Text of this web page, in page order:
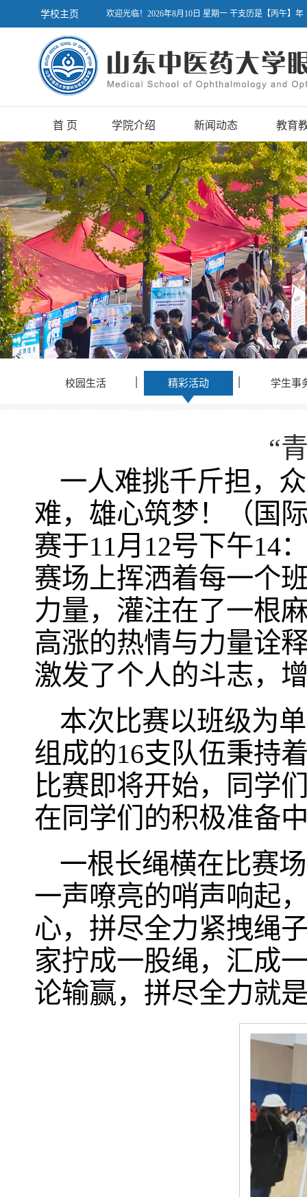
欢迎光临！2026年8月10日 星期一 干支历是【丙午】年
学校主页
首 页 学院介绍 新闻动态 教育
校园生活 精彩活动 学生事
“
一人难挑千斤担，
难，雄心筑梦！（国
赛于11月12号下午14
赛场上挥洒着每一个
力量，灌注在了一根
高涨的热情与力量诠
激发了个人的斗志，
本次比赛以班级为
组成的16支队伍秉持
比赛即将开始，同学
在同学们的积极准备
一根长绳横在比赛
一声嘹亮的哨声响起
心，拼尽全力紧拽绳
家拧成一股绳，汇成
论输赢，拼尽全力就